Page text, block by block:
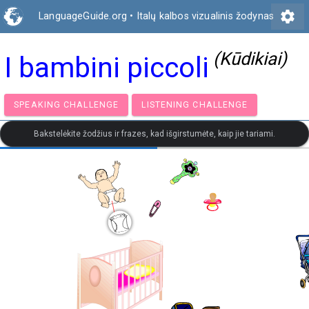
LanguageGuide.org • Italų kalbos vizualinis žodynas settings
I bambini piccoli (Kūdikiai)
SPEAKING CHALLENGE LISTENING CHALLENGE
Bakstelėkite žodžius ir frazes, kad išgirstumėte, kaip jie tariami.